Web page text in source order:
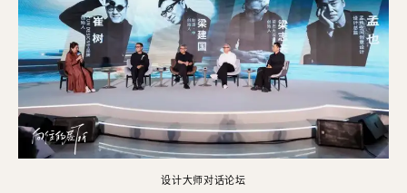
设计大师对话论坛